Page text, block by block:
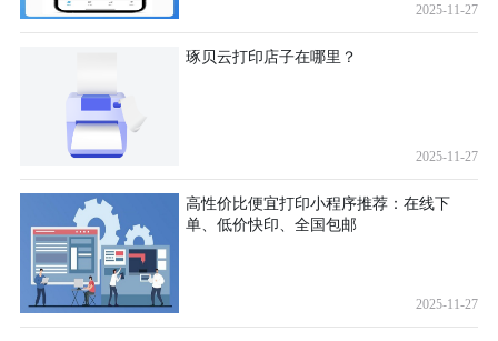
2025-11-27
琢贝云打印店子在哪里？
2025-11-27
高性价比便宜打印小程序推荐：在线下
单、低价快印、全国包邮
2025-11-27